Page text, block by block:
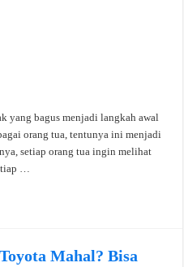
yang bagus menjadi langkah awal
orang tua, tentunya ini menjadi
setiap orang tua ingin melihat
…
Mahal? Bisa